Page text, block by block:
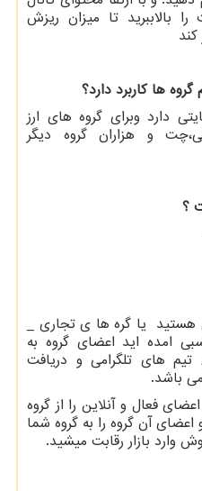
بالاببرید تا میزان ریزش
ها کاربرد دارد؟
دارد وبرای گروه های ارز
و هزاران گروه دیگر
؟
هستید یا گره ها ی تجاری _
امده اید اعضای گروه به
تیم های تلگرامی و دریافت
باشد.
فعال و آنلاین را از گروه
آن گروه را به گروه شما
وارد بازار رقابت میشید.